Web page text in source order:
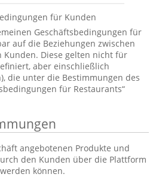
für Kunden
Geschäftsbedingungen für
auf die Beziehungen zwischen
Kunden. Diese gelten nicht für
aber einschließlich
die unter die Bestimmungen des
für Restaurants“
angebotenen Produkte und
den Kunden über die Plattform
können.